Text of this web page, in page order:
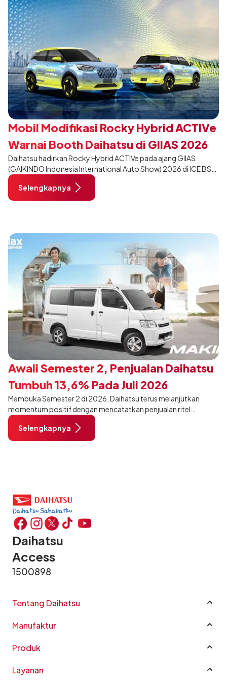
Mobil Modifikasi Rocky Hybrid ACTIVe
Warnai Booth Daihatsu di GIIAS 2026
Daihatsu hadirkan Rocky Hybrid ACTIVe pada ajang GIIAS
(GAIKINDO Indonesia International Auto Show) 2026 di ICE BSD
City, Tangerang. Terdapat 2 unit Rocky Hybrid yang
dimodifikasi untuk menghadirkan sarana inspirasi bagi
pengunjung mendukung gaya hidup yang aktif.
Selengkapnya
Awali Semester 2, Penjualan Daihatsu
Tumbuh 13,6% Pada Juli 2026
Membuka Semester 2 di 2026, Daihatsu terus melanjutkan
momentum positif dengan mencatatkan penjualan ritel
sebanyak 12.750 unit pada Juli 2026. Capaian tersebut tumbuh
13,6% dibandingkan periode yang sama tahun lalu sebanyak
11.220 unit, dan tetap stabil dibandingkan bulan Juni 2026 lalu.
Selengkapnya
Daihatsu
Access
1500898
Tentang Daihatsu
Sustainability
Good Corporate Governance
Karir
Manufaktur
Produk
New Terios
Layanan